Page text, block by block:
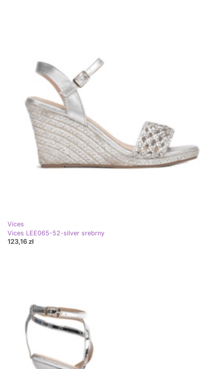
Vices
Vices LEE065-52-silver srebrny
123,16 zł